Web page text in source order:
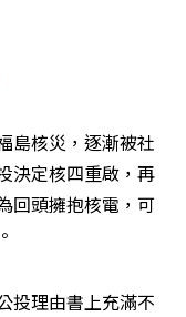
島核災，逐漸被社
決定核四重啟，再
回頭擁抱核電，可
投理由書上充滿不